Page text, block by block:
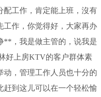
配工作，肯定能上班，沒有
工作，你觉得好，大家再办
**，我是做主管的，说我是
好上房KTV的客户群体素
动，管理工作人员也十分的
赶到这儿可以在一个轻松愉